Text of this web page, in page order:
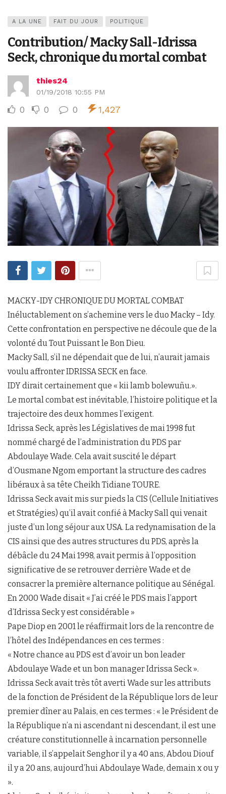
A LA UNE FAIT DU JOUR POLITIQUE
Contribution/ Macky Sall-Idrissa
Seck, chronique du mortal combat
thies24
01/19/2018 10:55 PM
0 0 0 1,427
MACKY-IDY CHRONIQUE DU MORTAL COMBAT
Inéluctablement on s’achemine vers le duo Macky – Idy.
Cette confrontation en perspective ne découle que de la
volonté du Tout Puissant le Bon Dieu.
Macky Sall, s’il ne dépendait que de lui, n’aurait jamais
voulu affronter IDRISSA SECK en face.
IDY dirait certainement que « kii lamb bolewuñu.».
Le mortal combat est inévitable, l’histoire politique et la
trajectoire des deux hommes l’exigent.
Idrissa Seck, après les Législatives de mai 1998 fut
nommé chargé de l’administration du PDS par
Abdoulaye Wade. Cela avait suscité le départ
d’Ousmane Ngom emportant la structure des cadres
libéraux à sa tête Cheikh Tidiane TOURE.
Idrissa Seck avait mis sur pieds la CIS (Cellule Initiatives
et Stratégies) qu’il avait confié à Macky Sall qui venait
juste d’un long séjour aux USA. La redynamisation de la
CIS ainsi que des autres structures du PDS, après la
débâcle du 24 Mai 1998, avait permis à l’opposition
significative de se retrouver derrière Wade et de
consacrer la première alternance politique au Sénégal.
En 2000 Wade disait « J’ai créé le PDS mais l’apport
d’Idrissa Seck y est considérable »
Pape Diop en 2001 le réaffirmait lors de la rencontre de
l’hôtel des Indépendances en ces termes :
« Notre chance au PDS est d’avoir un bon leader
Abdoulaye Wade et un bon manager Idrissa Seck ».
Idrissa Seck avait très tôt averti Wade sur les attributs
de la fonction de Président de la République lors de leur
premier dîner au Palais, en ces termes : « le Président de
la République n’a ni ascendant ni descendant, il est une
créature constitutionnelle à incarnation personnelle
variable, il s’appelait Senghor il y a 40 ans, Abdou Diouf
il y a 20 ans, aujourd’hui Abdoulaye Wade, demain x ou y
».